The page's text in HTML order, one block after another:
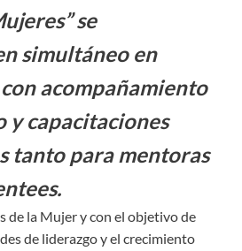
se
simultáneo en
con acompañamiento
y capacitaciones
tanto para mentoras
de la Mujer y con el objetivo de
de liderazgo y el crecimiento